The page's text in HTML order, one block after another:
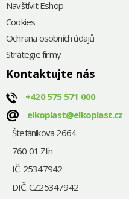
Navštívit Eshop
Cookies
Ochrana osobních údajů
Strategie firmy
Kontaktujte nás
+420575 571 000
@
elkoplast@elkoplast.cz
Štefánikova 2664
760 01 Zlín
IČ: 25347942
DIČ: CZ25347942